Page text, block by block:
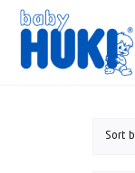
Skip
content
Sort